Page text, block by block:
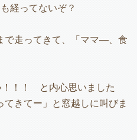
経ってないぞ？
で走ってきて、「ママ―、食
！！ と内心思いました
きてー」と窓越しに叫びま